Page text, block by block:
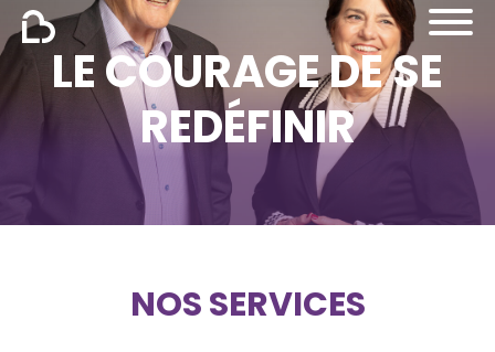
Aller au contenu
LE COURAGE DE SE
REDÉFINIR
NOS SERVICES